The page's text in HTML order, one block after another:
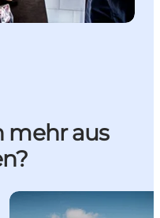
mehr aus